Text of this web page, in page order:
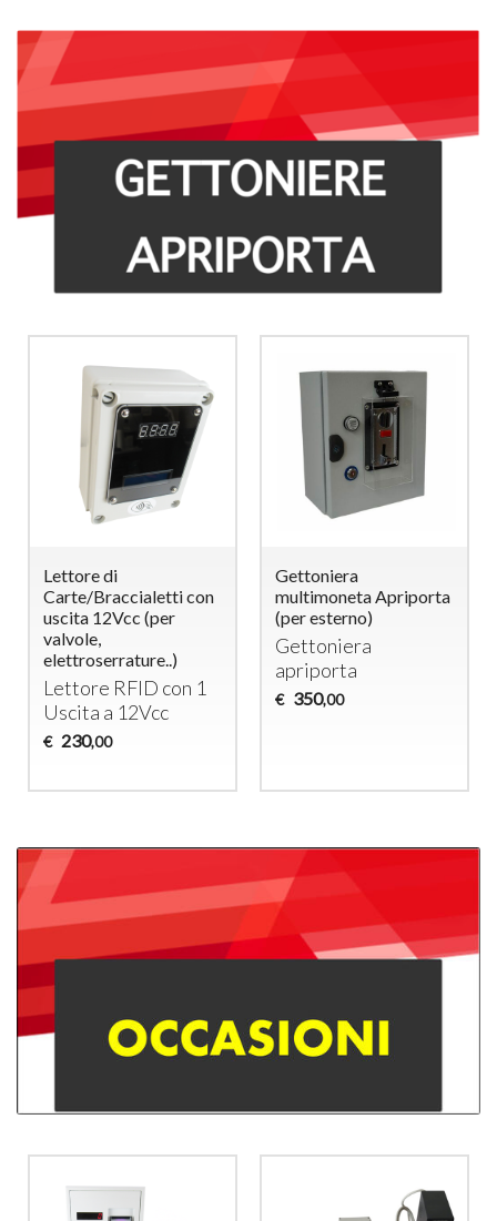
Lettore di
Carte/Braccialetti con
uscita 12Vcc (per
valvole,
elettroserrature..)
Lettore RFID con 1
Uscita a 12Vcc
€ 230,00
Gettoniera
multimoneta Apriporta
(per esterno)
Gettoniera
apriporta
€ 350,00